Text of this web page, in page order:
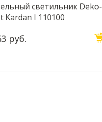
светильник Deko-
Kardan I 110100
руб.